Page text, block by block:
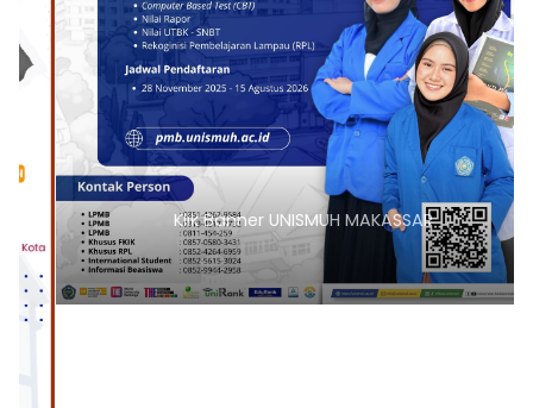
Klik Banner UNISMUH MAKASSAR